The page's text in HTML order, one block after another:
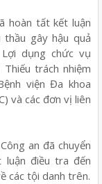
hoàn tất kết luận
gây hậu quả
dụng chức vụ
trách nhiệm
viện Đa khoa
và các đơn vị liên
an đã chuyển
điều tra đến
các tội danh trên.